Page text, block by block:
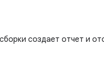
создает отчет и